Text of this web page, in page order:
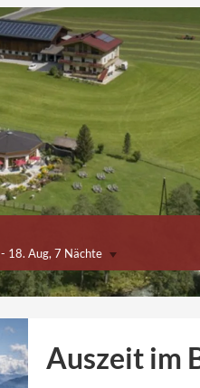
- 18. Aug, 7 Nächte
Auszeit im